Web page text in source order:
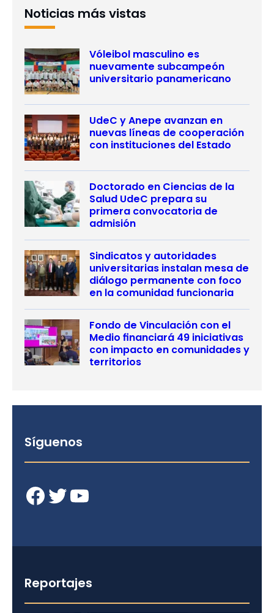
Noticias más vistas
Vóleibol masculino es
nuevamente subcampeón
universitario panamericano
UdeC y Anepe avanzan en
nuevas líneas de cooperación
con instituciones del Estado
Doctorado en Ciencias de la
Salud UdeC prepara su
primera convocatoria de
admisión
Sindicatos y autoridades
universitarias instalan mesa de
diálogo permanente con foco
en la comunidad funcionaria
Fondo de Vinculación con el
Medio financiará 49 iniciativas
con impacto en comunidades y
territorios
Síguenos
Facebook Twitter YouTube
Reportajes